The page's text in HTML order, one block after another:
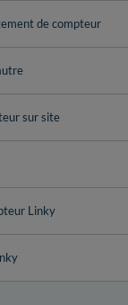
de compteur
sur site
Linky